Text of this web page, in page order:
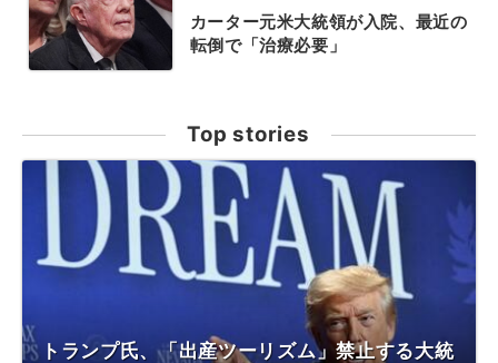
カーター元米大統領が入院、最近の
転倒で「治療必要」
Top stories
トランプ氏、「出産ツーリズム」禁止する大統